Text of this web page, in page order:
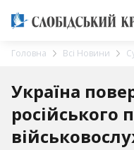
Головна Всі Новини
Україна
російського